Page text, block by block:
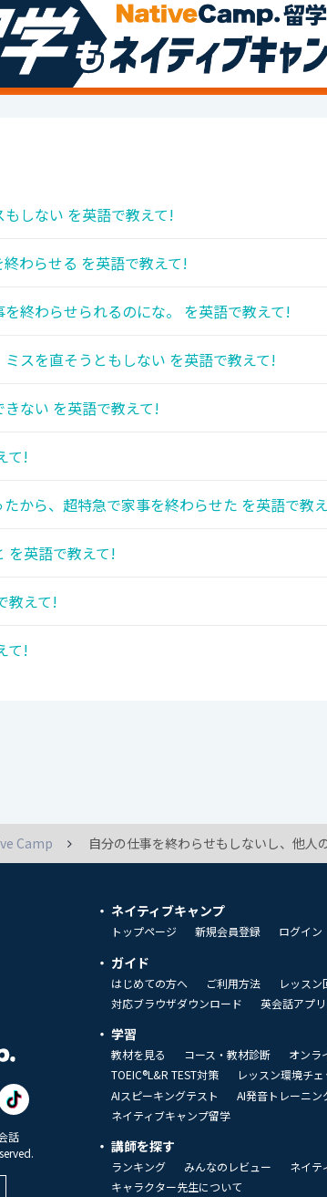
しない を英語で教えて!
わらせる を英語で教えて!
終わらせられるのにな。 を英語で教えて!
スを直そうともしない を英語で教えて!
ない を英語で教えて!
て!
から、超特急で家事を終わらせた を英語で教
を英語で教えて!
教えて!
て!
Camp 自分の仕事を終わらせもしないし、他人
話
ネイティブキャンプ
トップページ 新規会員登録 ログイン
ガイド
はじめての方へ ご利用方法 レッス
対応ブラウザダウンロード
英会話アプ
学習
教材を見る コース・教材診断 オンラ
TOEIC®L&R TEST対策
レッスン環境チェ
AIスピーキングテスト
AI発音トレーニン
ネイティブキャンプ留学
講師を探す
ランキング みんなのレビュー ネイテ
キャラクター先生について